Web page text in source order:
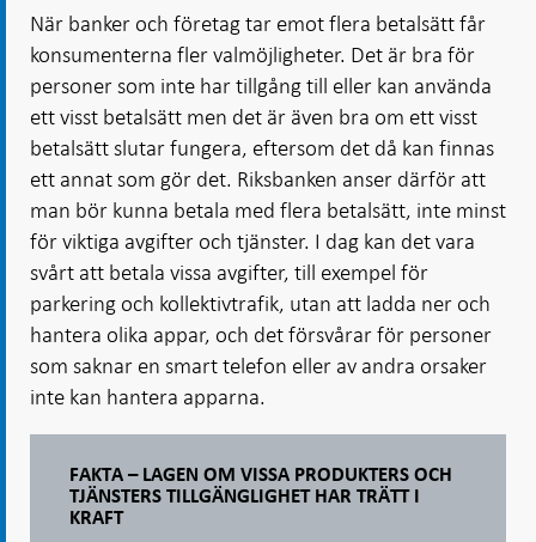
När banker och företag tar emot flera betalsätt får
konsumenterna fler valmöjligheter. Det är bra för
personer som inte har tillgång till eller kan använda
ett visst betalsätt men det är även bra om ett visst
betalsätt slutar fungera, eftersom det då kan finnas
ett annat som gör det. Riksbanken anser därför att
man bör kunna betala med flera betalsätt, inte minst
för viktiga avgifter och tjänster. I dag kan det vara
svårt att betala vissa avgifter, till exempel för
parkering och kollektivtrafik, utan att ladda ner och
hantera olika appar, och det försvårar för personer
som saknar en smart telefon eller av andra orsaker
inte kan hantera apparna.
FAKTA – LAGEN OM VISSA PRODUKTERS OCH
TJÄNSTERS TILLGÄNGLIGHET HAR TRÄTT I
KRAFT